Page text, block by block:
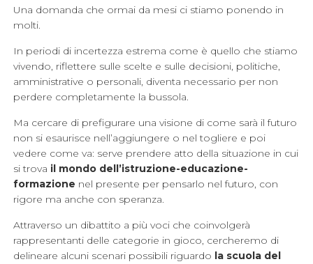
Una domanda che ormai da mesi ci stiamo ponendo in
molti.
In periodi di incertezza estrema come è quello che stiamo
vivendo, riflettere sulle scelte e sulle decisioni, politiche,
amministrative o personali, diventa necessario per non
perdere completamente la bussola.
Ma cercare di prefigurare una visione di come sarà il futuro
non si esaurisce nell’aggiungere o nel togliere e poi
vedere come va: serve prendere atto della situazione in cui
si trova il mondo dell’istruzione-educazione-
formazione nel presente per pensarlo nel futuro, con
rigore ma anche con speranza.
Attraverso un dibattito a più voci che coinvolgerà
rappresentanti delle categorie in gioco, cercheremo di
delineare alcuni scenari possibili riguardo la scuola del